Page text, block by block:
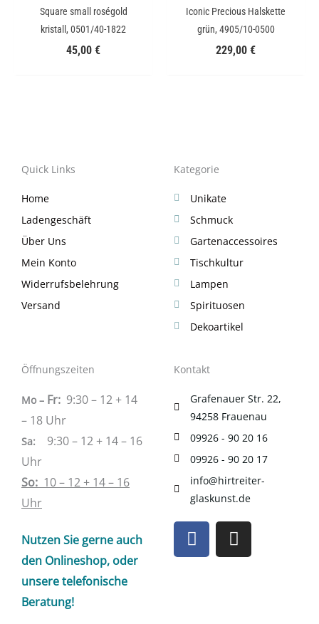
Square small roségold
kristall, 0501/40-1822
45,00 €
Iconic Precious Halskette
grün, 4905/10-0500
229,00 €
Quick Links
Home
Ladengeschäft
Über Uns
Mein Konto
Widerrufsbelehrung
Versand
Kategorie
Unikate
Schmuck
Gartenaccessoires
Tischkultur
Lampen
Spirituosen
Dekoartikel
Öffnungszeiten
Mo – Fr: 9:30 – 12 + 14
– 18 Uhr
Sa: 9:30 – 12 + 14 – 16
Uhr
So: 10 – 12 + 14 – 16
Uhr
Nutzen Sie gerne auch
den Onlineshop, oder
unsere telefonische
Beratung!
Kontakt
Grafenauer Str. 22,
94258 Frauenau
09926 - 90 20 16
09926 - 90 20 17
info@hirtreiter-
glaskunst.de
F
a
c
I
n
s